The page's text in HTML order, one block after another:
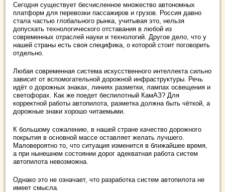
Сегодня существует бесчисленное множество автономных
платформ для перевозки пассажиров и грузов. Россия давно
стала частью глобального рынка, учитывая это, нельзя
допускать технологического отставания в любой из
современных отраслей науки и технологий. Другое дело, что у
нашей страны есть своя специфика, о которой стоит поговорить
отдельно.
Любая современная система искусственного интеллекта сильно
зависит от вспомогательной дорожной инфраструктуры. Речь
идёт о дорожных знаках, линиях разметки, лампах освещения и
светофорах. Как же поедет беспилотный КамАЗ? Для
корректной работы автопилота, разметка должна быть чёткой, а
дорожные знаки хорошо читаемыми.
К большому сожалению, в нашей стране качество дорожного
покрытия в основной массе оставляет желать лучшего.
Маловероятно то, что ситуация изменится в ближайшее время,
а при нынешнем состоянии дорог адекватная работа систем
автопилота невозможна.
Однако это не означает, что разработка систем автопилота не
имеет смысла.